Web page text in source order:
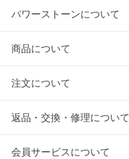
パワーストーンについて
商品について
注文について
返品・交換・修理について
会員サービスについて